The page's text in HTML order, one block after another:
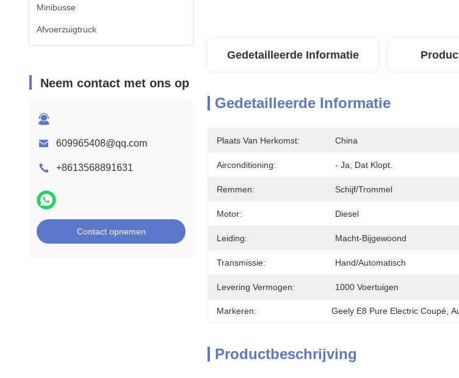
Minibusse
Afvoerzuigtruck
Neem contact met ons op
609965408@qq.com
+8613568891631
Contact opnemen
Gedetailleerde Informatie
Gedetailleerde Informatie
Plaats Van Herkomst: China
Airconditioning: - Ja, Dat Klopt.
Remmen: Schijf/trommel
Motor: Diesel
Leiding: Macht-Bijgewoond
Transmissie: Hand/Automatisch
Levering Vermogen: 1000 Voertuigen
Markeren: Geely E8 Pure Electric Coupé ,
Productbeschrijving